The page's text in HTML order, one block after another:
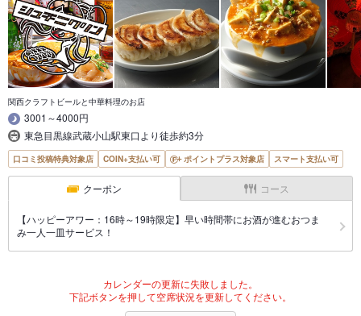
関西クラフトビールと中華料理のお店
3001～4000円
東急目黒線武蔵小山駅東口より徒歩約3分
口コミ投稿特典対象店 COIN+支払い可 ポイントプラス対象店 スマート支払い可
クーポン コース
【ハッピーアワー：16時～19時限定】早い時間帯にお酒が進むおつま
み一人一皿サービス！
カレンダーの更新に失敗しました。
下記ボタンを押して空席状況を更新してください。